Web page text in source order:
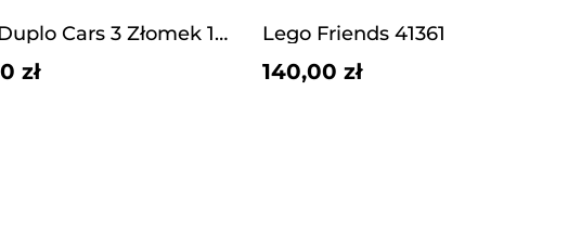
Lego Duplo Cars 3 Złomek 10856
zł
Lego Friends 41361
140,00 zł